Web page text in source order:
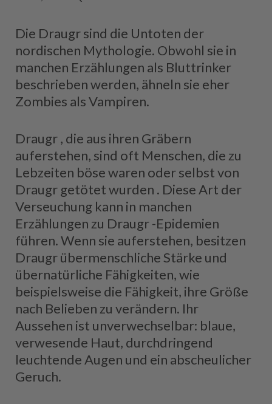
Die Draugr sind die Untoten der
nordischen Mythologie. Obwohl sie in
manchen Erzählungen als Bluttrinker
beschrieben werden, ähneln sie eher
Zombies als Vampiren.
Draugr , die aus ihren Gräbern
auferstehen, sind oft Menschen, die zu
Lebzeiten böse waren oder selbst von
Draugr getötet wurden . Diese Art der
Verseuchung kann in manchen
Erzählungen zu Draugr -Epidemien
führen. Wenn sie auferstehen, besitzen
Draugr übermenschliche Stärke und
übernatürliche Fähigkeiten, wie
beispielsweise die Fähigkeit, ihre Größe
nach Belieben zu verändern. Ihr
Aussehen ist unverwechselbar: blaue,
verwesende Haut, durchdringend
leuchtende Augen und ein abscheulicher
Geruch.